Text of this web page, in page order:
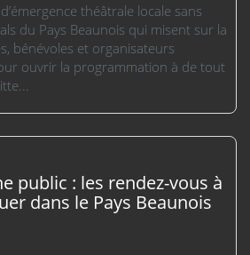
théâtrale locale sans
du Pays Beaunois qui misent sur la
bénévoles et organisateurs
ouvrir la programmation à de tout
public : les rendez-vous à
dans le Pays Beaunois